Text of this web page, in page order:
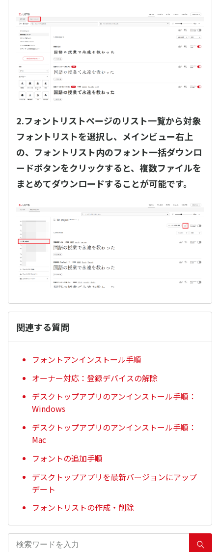
2.フォントリストページのリスト一覧から対象
フォントリストを選択し、メインビュー右上
の、フォントリスト内のフォント一括ダウンロ
ードボタンをクリックすると、複数ファイルを
まとめてダウンロードすることが可能です。
関連する質問
フォントアンインストール手順
オーナー対応：登録デバイスの解除
デスクトップアプリのアンインストール手順：
Windows
デスクトップアプリのアンインストール手順：
Mac
フォントの追加手順
デスクトップアプリを最新バージョンにアップ
デート
フォントリストの作成・削除